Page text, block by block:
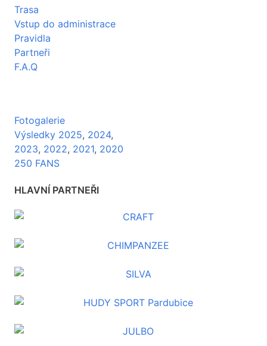
Trasa
Vstup do administrace
Pravidla
Partneři
F.A.Q
Fotogalerie
Výsledky 2025, 2024,
2023, 2022, 2021, 2020
250 FANS
HLAVNÍ PARTNEŘI